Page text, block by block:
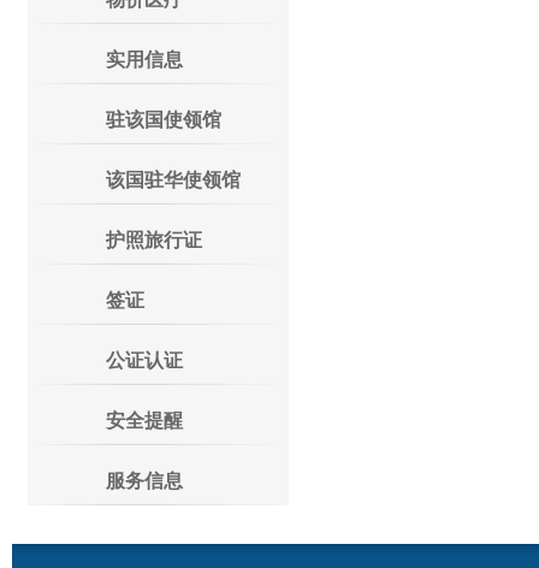
实用信息
驻该国使领馆
该国驻华使领馆
护照旅行证
签证
公证认证
安全提醒
服务信息